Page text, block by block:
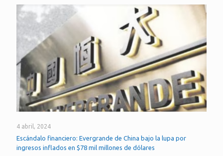
4 abril, 2024
Escándalo financiero: Evergrande de China bajo la lupa por
ingresos inflados en $78 mil millones de dólares